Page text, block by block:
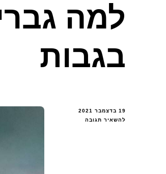
למה
בגבות
19 בדצמבר 2021
להשאיר תגובהבנושא